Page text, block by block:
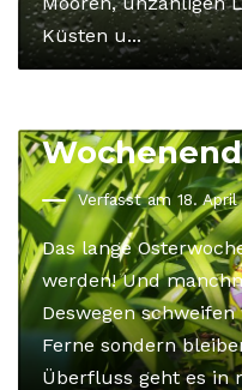
Küsten u...
Verfasst am 18.
Das lange
werden! Und
Deswegen
Ferne sondern
Überfluss geht es in